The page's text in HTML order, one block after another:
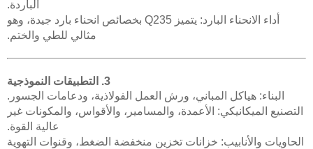
الباردة.
أداء الانحناء البارد: يتميز Q235 بخصائص انحناء بارد جيدة، وهو
مثالي للطي والختم.
3. التطبيقات النموذجية
البناء: هياكل المباني، ورش العمل الفولاذية، ودعامات الجسور.
التصنيع الميكانيكي: الأعمدة، والمسامير، والأقواس، والمكونات غير
عالية القوة.
الحاويات والأنابيب: خزانات تخزين منخفضة الضغط، وقنوات التهوية